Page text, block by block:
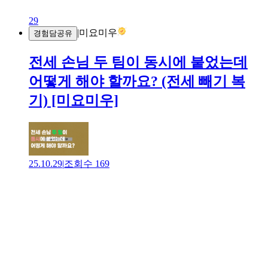
29
경험담공유 |미요미우
전세 손님 두 팀이 동시에 붙었는데
어떻게 해야 할까요? (전세 빼기 복
기) [미요미우]
25.10.29|조회수 169